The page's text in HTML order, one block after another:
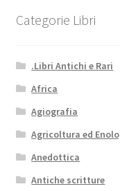
Categorie Libri
.Libri Antichi e Rari
Africa
Agiografia
Agricoltura ed
Anedottica
Antiche scritture